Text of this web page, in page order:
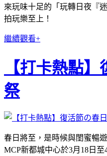
來玩味十足的「玩轉日夜『
拍玩樂至上！
繼續觀看+
【打卡熱點
祭
春日將至，是時候與閨蜜暢
MCP新都城中心於3月18日